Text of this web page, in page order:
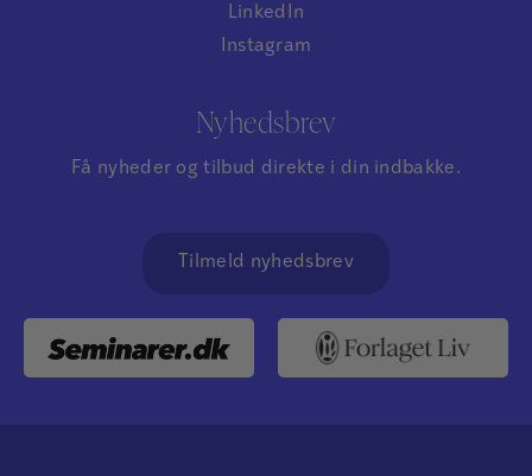
LinkedIn
Instagram
Nyhedsbrev
Få nyheder og tilbud direkte i din indbakke.
Tilmeld nyhedsbrev